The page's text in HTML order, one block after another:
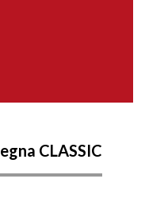
CLASSIC